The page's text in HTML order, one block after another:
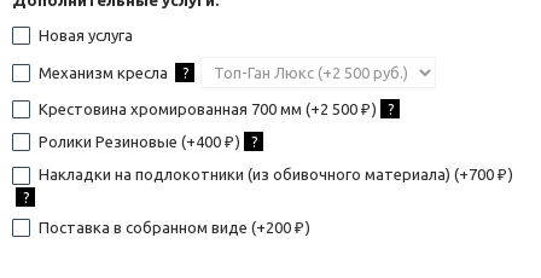
Новая услуга
Механизм кресла ?
Крестовина хромированная 700 мм (+2 500 ₽ ) ?
Ролики Резиновые (+400 ₽ ) ?
Накладки на подлокотники (из обивочного материала) (+700 ₽ )
?
Поставка в собранном виде (+200 ₽ )